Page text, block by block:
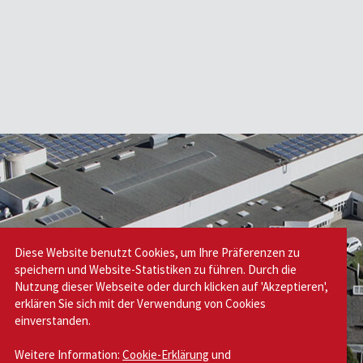
Diese Website benutzt Cookies, um Ihre Präferenzen zu
speichern und Website-Statistiken zu führen. Durch die
Nutzung dieser Webseite oder durch klicken auf 'Akzeptieren',
erklären Sie sich mit der Verwendung von Cookies
einverstanden.
Weitere Information: Cookie-Erklärung und